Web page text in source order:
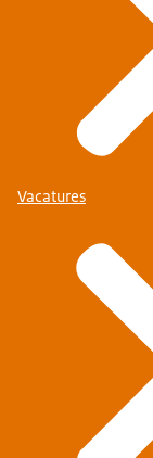
Vacatures